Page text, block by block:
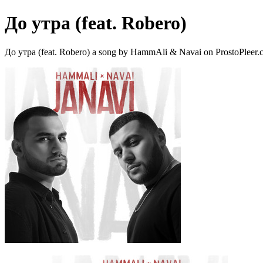
До утра (feat. Robero)
До утра (feat. Robero) a song by HammAli & Navai on